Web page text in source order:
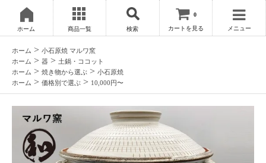
ホーム 商品一覧 検索
0
カートを見る メニュー
ホーム > 小石原焼 マルワ窯
ホーム > 器 > 土鍋・ココット
ホーム > 焼き物から選ぶ > 小石原焼
ホーム > 価格別で選ぶ > 10,000円〜